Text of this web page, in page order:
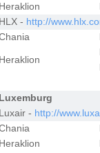
Heraklion
HLX - http://
Heraklion
Luxemburg
Luxair - http://
Heraklion